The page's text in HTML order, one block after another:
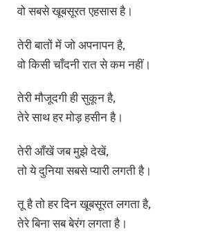
वो सबसे खूबसूरत एहसास है।
तेरी बातों में जो अपनापन है,
वो किसी चाँदनी रात से कम नहीं।
तेरी मौजूदगी ही सुकून है,
तेरे साथ हर मोड़ हसीन है।
तेरी आँखें जब मुझे देखें,
तो ये दुनिया सबसे प्यारी लगती है।
तू है तो हर दिन खूबसूरत लगता है,
तेरे बिना सब बेरंग लगता है।